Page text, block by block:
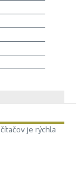
je rýchla